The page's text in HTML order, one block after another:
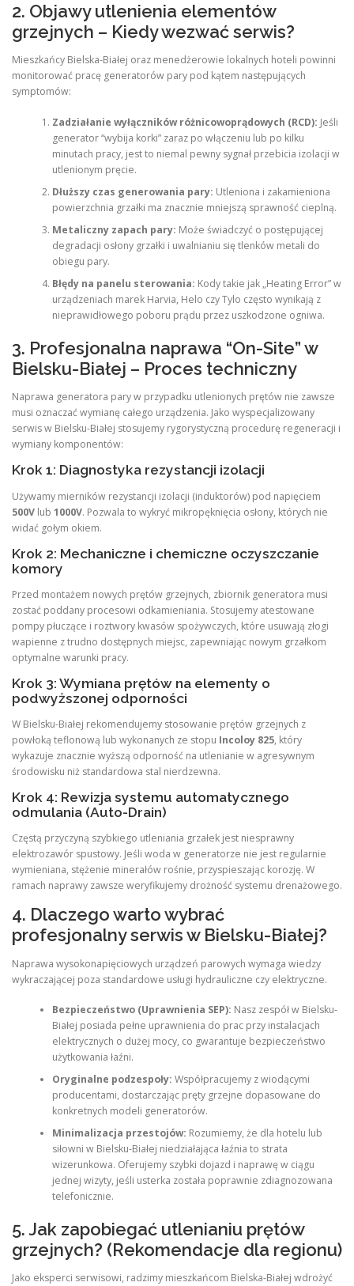
2. Objawy utlenienia elementów
grzejnych – Kiedy wezwać serwis?
Mieszkańcy Bielska-Białej oraz menedżerowie lokalnych hoteli powinni
monitorować pracę generatorów pary pod kątem następujących
symptomów:
Zadziałanie wyłączników różnicowoprądowych (RCD): Jeśli
generator “wybija korki” zaraz po włączeniu lub po kilku
minutach pracy, jest to niemal pewny sygnał przebicia izolacji w
utlenionym pręcie.
Dłuższy czas generowania pary: Utleniona i zakamieniona
powierzchnia grzałki ma znacznie mniejszą sprawność cieplną.
Metaliczny zapach pary: Może świadczyć o postępującej
degradacji osłony grzałki i uwalnianiu się tlenków metali do
obiegu pary.
Błędy na panelu sterowania: Kody takie jak „Heating Error” w
urządzeniach marek Harvia, Helo czy Tylo często wynikają z
nieprawidłowego poboru prądu przez uszkodzone ogniwa.
3. Profesjonalna naprawa “On-Site” w
Bielsku-Białej – Proces techniczny
Naprawa generatora pary w przypadku utlenionych prętów nie zawsze
musi oznaczać wymianę całego urządzenia. Jako wyspecjalizowany
serwis w Bielsku-Białej stosujemy rygorystyczną procedurę regeneracji i
wymiany komponentów:
Krok 1: Diagnostyka rezystancji izolacji
Używamy mierników rezystancji izolacji (induktorów) pod napięciem
500V lub 1000V. Pozwala to wykryć mikropęknięcia osłony, których nie
widać gołym okiem.
Krok 2: Mechaniczne i chemiczne oczyszczanie
komory
Przed montażem nowych prętów grzejnych, zbiornik generatora musi
zostać poddany procesowi odkamieniania. Stosujemy atestowane
pompy płuczące i roztwory kwasów spożywczych, które usuwają złogi
wapienne z trudno dostępnych miejsc, zapewniając nowym grzałkom
optymalne warunki pracy.
Krok 3: Wymiana prętów na elementy o
podwyższonej odporności
W Bielsku-Białej rekomendujemy stosowanie prętów grzejnych z
powłoką teflonową lub wykonanych ze stopu Incoloy 825, który
wykazuje znacznie wyższą odporność na utlenianie w agresywnym
środowisku niż standardowa stal nierdzewna.
Krok 4: Rewizja systemu automatycznego
odmulania (Auto-Drain)
Częstą przyczyną szybkiego utleniania grzałek jest niesprawny
elektrozawór spustowy. Jeśli woda w generatorze nie jest regularnie
wymieniana, stężenie minerałów rośnie, przyspieszając korozję. W
ramach naprawy zawsze weryfikujemy drożność systemu drenażowego.
4. Dlaczego warto wybrać
profesjonalny serwis w Bielsku-Białej?
Naprawa wysokonapięciowych urządzeń parowych wymaga wiedzy
wykraczającej poza standardowe usługi hydrauliczne czy elektryczne.
Bezpieczeństwo (Uprawnienia SEP): Nasz zespół w Bielsku-
Białej posiada pełne uprawnienia do prac przy instalacjach
elektrycznych o dużej mocy, co gwarantuje bezpieczeństwo
użytkowania łaźni.
Oryginalne podzespoły: Współpracujemy z wiodącymi
producentami, dostarczając pręty grzejne dopasowane do
konkretnych modeli generatorów.
Minimalizacja przestojów: Rozumiemy, że dla hotelu lub
siłowni w Bielsku-Białej niedziałająca łaźnia to strata
wizerunkowa. Oferujemy szybki dojazd i naprawę w ciągu
jednej wizyty, jeśli usterka została poprawnie zdiagnozowana
telefonicznie.
5. Jak zapobiegać utlenianiu prętów
grzejnych? (Rekomendacje dla regionu)
Jako eksperci serwisowi, radzimy mieszkańcom Bielska-Białej wdrożyć